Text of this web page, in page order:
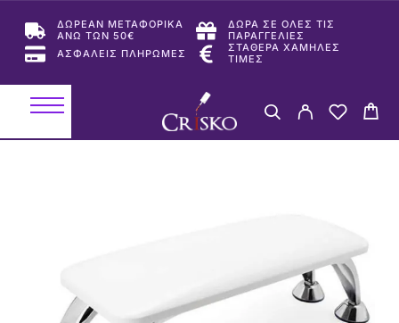
ΔΩΡΕΑΝ ΜΕΤΑΦΟΡΙΚΑ
ΑΝΩ ΤΩΝ 50€
ΔΩΡΑ ΣΕ ΟΛΕΣ ΤΙΣ
ΠΑΡΑΓΓΕΛΙΕΣ
ΑΣΦΑΛΕΙΣ ΠΛΗΡΩΜΕΣ
ΣΤΑΘΕΡΑ ΧΑΜΗΛΕΣ
ΤΙΜΕΣ